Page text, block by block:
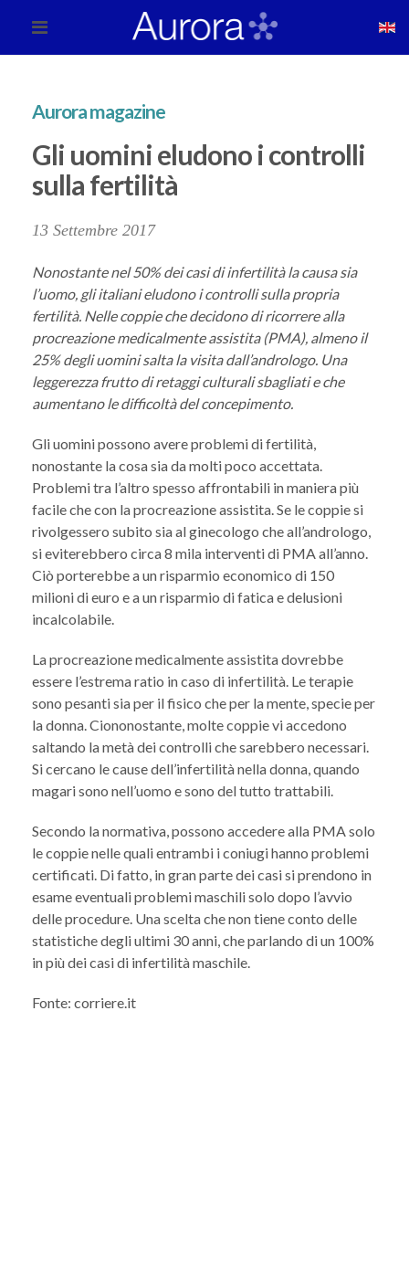
Aurora magazine
Gli uomini eludono i controlli
sulla fertilità
13 Settembre 2017
Nonostante nel 50% dei casi di infertilità la causa sia
l’uomo, gli italiani eludono i controlli sulla propria
fertilità. Nelle coppie che decidono di ricorrere alla
procreazione medicalmente assistita (PMA), almeno il
25% degli uomini salta la visita dall’andrologo. Una
leggerezza frutto di retaggi culturali sbagliati e che
aumentano le difficoltà del concepimento.
Gli uomini possono avere problemi di fertilità,
nonostante la cosa sia da molti poco accettata.
Problemi tra l’altro spesso affrontabili in maniera più
facile che con la procreazione assistita. Se le coppie si
rivolgessero subito sia al ginecologo che all’andrologo,
si eviterebbero circa 8 mila interventi di PMA all’anno.
Ciò porterebbe a un risparmio economico di 150
milioni di euro e a un risparmio di fatica e delusioni
incalcolabile.
La procreazione medicalmente assistita dovrebbe
essere l’estrema ratio in caso di infertilità. Le terapie
sono pesanti sia per il fisico che per la mente, specie per
la donna. Ciononostante, molte coppie vi accedono
saltando la metà dei controlli che sarebbero necessari.
Si cercano le cause dell’infertilità nella donna, quando
magari sono nell’uomo e sono del tutto trattabili.
Secondo la normativa, possono accedere alla PMA solo
le coppie nelle quali entrambi i coniugi hanno problemi
certificati. Di fatto, in gran parte dei casi si prendono in
esame eventuali problemi maschili solo dopo l’avvio
delle procedure. Una scelta che non tiene conto delle
statistiche degli ultimi 30 anni, che parlando di un 100%
in più dei casi di infertilità maschile.
Fonte: corriere.it